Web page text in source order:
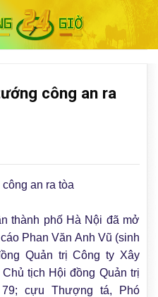
công an ra
an ra tòa
thành phố Hà Nội đã mở
Phan Văn Anh Vũ (sinh
Quản trị Công ty Xây
tịch Hội đồng Quản trị
cựu Thượng tá, Phó